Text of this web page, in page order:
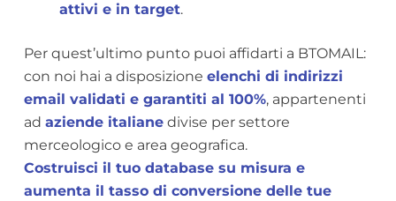
attivi e in target.
Per quest’ultimo punto puoi affidarti a BTOMAIL:
con noi hai a disposizione elenchi di indirizzi
email validati e garantiti al 100%, appartenenti
ad aziende italianedivise per settore
merceologico e area geografica.
Costruisci il tuo database su misura e
aumenta il tasso di conversione delle tue